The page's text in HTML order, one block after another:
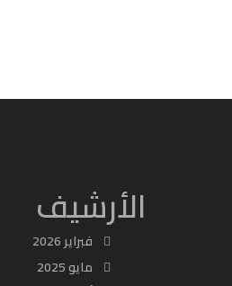
الأرشيف
فبراير 2026
مايو 2025